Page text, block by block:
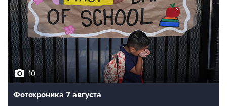
10
Фотохроника 7 августа